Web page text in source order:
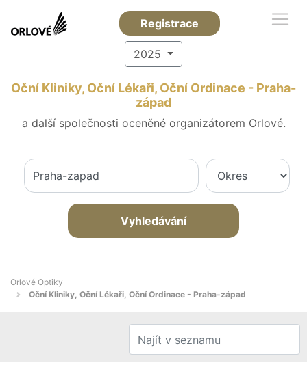
Registrace
2025
Oční Kliniky, Oční Lékaři, Oční Ordinace - Praha-
západ
a další společnosti oceněné organizátorem Orlové.
Vyhledávání
Orlové Optiky
Oční Kliniky, Oční Lékaři, Oční Ordinace - Praha-západ